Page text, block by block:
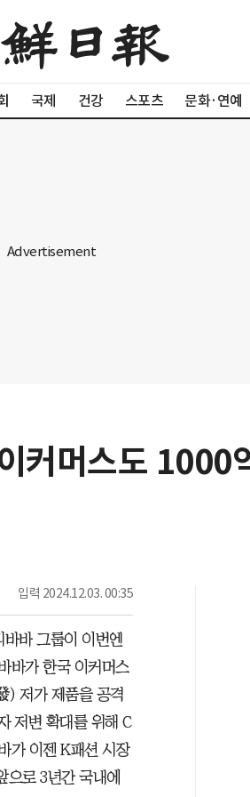
국제 건강 스포츠 문화·연예
커머스도 1000
입력 2024.12.03. 00:35
바 그룹이 이번엔
바가 한국 이커머스
) 저가 제품을 공격
저변 확대를 위해 C
가 이젠 K패션 시장
으로 3년간 국내에